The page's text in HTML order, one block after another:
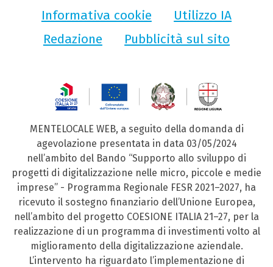
Informativa cookie
Utilizzo IA
Redazione
Pubblicità sul sito
MENTELOCALE WEB, a seguito della domanda di
agevolazione presentata in data 03/05/2024
nell’ambito del Bando “Supporto allo sviluppo di
progetti di digitalizzazione nelle micro, piccole e medie
imprese” - Programma Regionale FESR 2021–2027, ha
ricevuto il sostegno finanziario dell’Unione Europea,
nell’ambito del progetto COESIONE ITALIA 21–27, per la
realizzazione di un programma di investimenti volto al
miglioramento della digitalizzazione aziendale.
L’intervento ha riguardato l’implementazione di